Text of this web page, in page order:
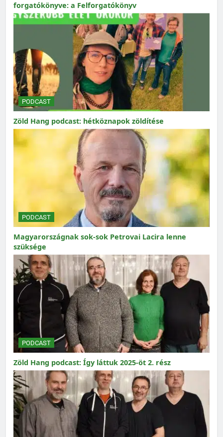
forgatókönyve: a Felforgatókönyv
PODCAST
Zöld Hang podcast: hétköznapok zöldítése
PODCAST
Magyarországnak sok-sok Petrovai Lacira lenne
szüksége
PODCAST
Zöld Hang podcast: Így láttuk 2025-öt 2. rész